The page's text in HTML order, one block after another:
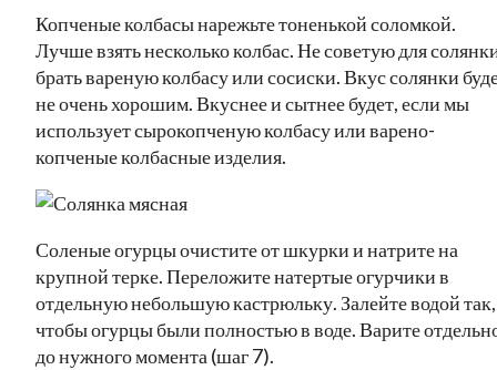
Копченые колбасы нарежьте тоненькой соломкой.
Лучше взять несколько колбас. Не советую для
брать вареную колбасу или сосиски. Вкус солянки
не очень хорошим. Вкуснее и сытнее будет, если мы
использует сырокопченую колбасу или варено-
копченые колбасные изделия.
Соленые огурцы очистите от шкурки и натрите на
крупной терке. Переложите натертые огурчики в
отдельную небольшую кастрюльку. Залейте водой так,
чтобы огурцы были полностью в воде. Варите
до нужного момента (шаг 7).